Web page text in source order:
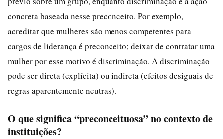
concreta baseada nesse preconceito. Por exemplo,
acreditar que mulheres são menos competentes para
cargos de liderança é preconceito; deixar de contratar uma
mulher por esse motivo é discriminação. A discriminação
pode ser direta (explícita) ou indireta (efeitos desiguais de
regras aparentemente neutras).
O que significa “preconceituosa” no contexto de
instituições?